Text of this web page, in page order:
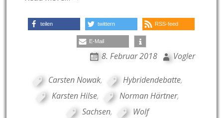
teilen twittern RSS-feed
E-Mail
8. Februar 2018 Vogler
Carsten Nowak, Hybridendebatte,
Karsten Hilse, Norman Härtner,
Sachsen, Wolf